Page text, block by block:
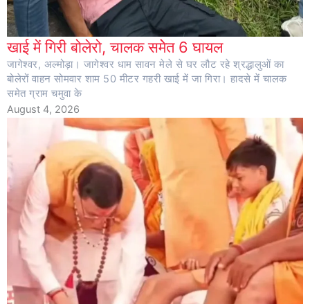
खाई में गिरी बोलेरो, चालक समेेत 6 घायल
जागेश्वर, अल्मोड़ा। जागेश्वर धाम सावन मेले से घर लौट रहे श्रद्धालुओं का
बोलेरों वाहन सोमवार शाम 50 मीटर गहरी खाई में जा गिरा। हादसे में चालक
समेत ग्राम चमुवा के
August 4, 2026